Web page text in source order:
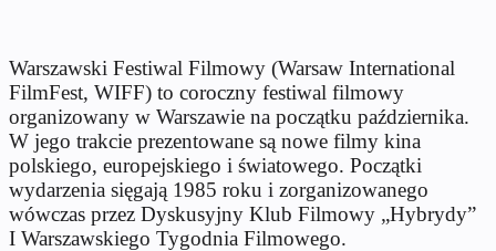
Warszawski Festiwal Filmowy (Warsaw International
FilmFest, WIFF) to coroczny festiwal filmowy
organizowany w Warszawie na początku października.
W jego trakcie prezentowane są nowe filmy kina
polskiego, europejskiego i światowego. Początki
wydarzenia sięgają 1985 roku i zorganizowanego
wówczas przez Dyskusyjny Klub Filmowy „Hybrydy”
I Warszawskiego Tygodnia Filmowego.